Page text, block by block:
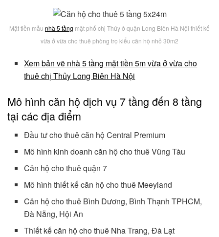
Mặt tiền mẫu nhà 5 tầng mặt phố chị Thủy ở quận Long Biên Hà Nội thiết kế
vừa ở vừa cho thuê phòng trọ kiểu căn hộ nhỏ 30m2
Xem bản vẽ nhà 5 tầng mặt tiền 5m vừa ở vừa cho
thuê chị Thủy Long Biên Hà Nội
Mô hình căn hộ dịch vụ 7 tầng đến 8 tầng
tại các địa điểm
Đầu tư cho thuê căn hộ Central Premium
Mô hình kinh doanh căn hộ cho thuê Vũng Tàu
Căn hộ cho thuê quận 7
Mô hình thiết kế căn hộ cho thuê Meeyland
Căn hộ cho thuê Bình Dương, Bình Thạnh TPHCM,
Đà Nẵng, Hội An
Thiết kế căn hộ cho thuê Nha Trang, Đà Lạt